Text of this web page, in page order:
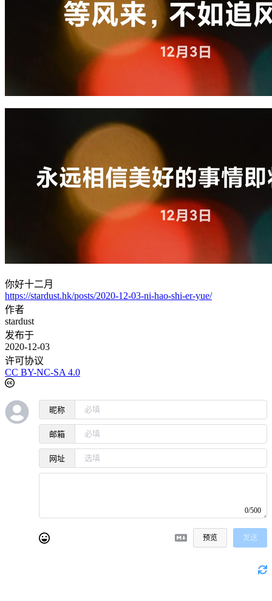
你好十二月
https://stardust.hk/posts/2020-12-03-ni-hao-shi-er-yue/
作者
stardust
发布于
2020-12-03
许可协议
CC BY-NC-SA 4.0
昵称
邮箱
网址
0/500
预览 发送